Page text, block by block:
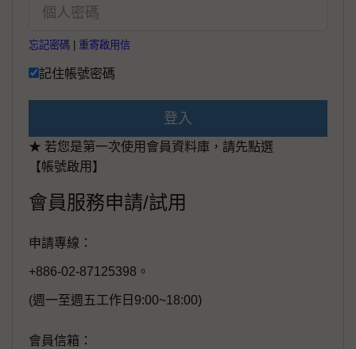
忘記密碼 重寄啟用信
記住帳號密碼
登入
★ 若您是第一次使用會員資料庫，請先點選
【帳號啟用】
會員服務申請/試用
申請專線：
+886-02-87125398。
(週一至週五工作日9:00~18:00)
會員信箱：